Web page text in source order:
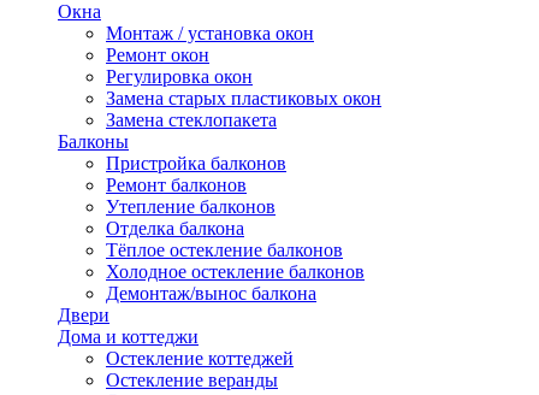
Окна
Монтаж / установка окон
Ремонт окон
Регулировка окон
Замена старых пластиковых окон
Замена стеклопакета
Балконы
Пристройка балконов
Ремонт балконов
Утепление балконов
Отделка балкона
Тёплое остекление балконов
Холодное остекление балконов
Демонтаж/вынос балкона
Двери
Дома и коттеджи
Остекление коттеджей
Остекление веранды